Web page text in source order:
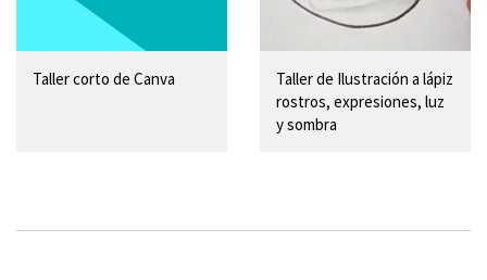
Taller corto de Canva
Taller de Ilustración a lápiz
rostros, expresiones, luz
y sombra